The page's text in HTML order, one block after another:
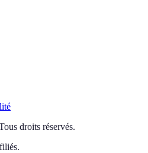
droits réservés.